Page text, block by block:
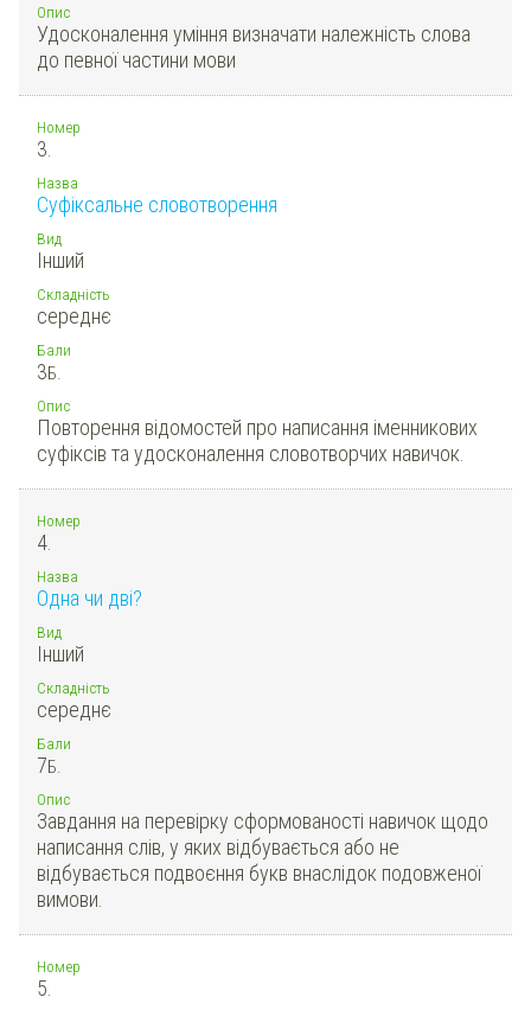
Опис
Удосконалення уміння визначати належність слова
до певної частини мови
Номер
3.
Назва
Суфіксальне словотворення
Вид
Інший
Складність
середнє
Бали
3Б.
Опис
Повторення відомостей про написання іменникових
суфіксів та удосконалення словотворчих навичок.
Номер
4.
Назва
Одна чи дві?
Вид
Інший
Складність
середнє
Бали
7Б.
Опис
Завдання на перевірку сформованості навичок щодо
написання слів, у яких відбувається або не
відбувається подвоєння букв внаслідок подовженої
вимови.
Номер
5.